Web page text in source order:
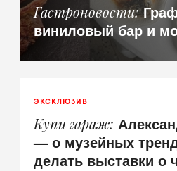
Гастроновости
виниловый бар и
ЭКСКЛЮЗИВ
Купи гараж
— о музейных
делать выставки о